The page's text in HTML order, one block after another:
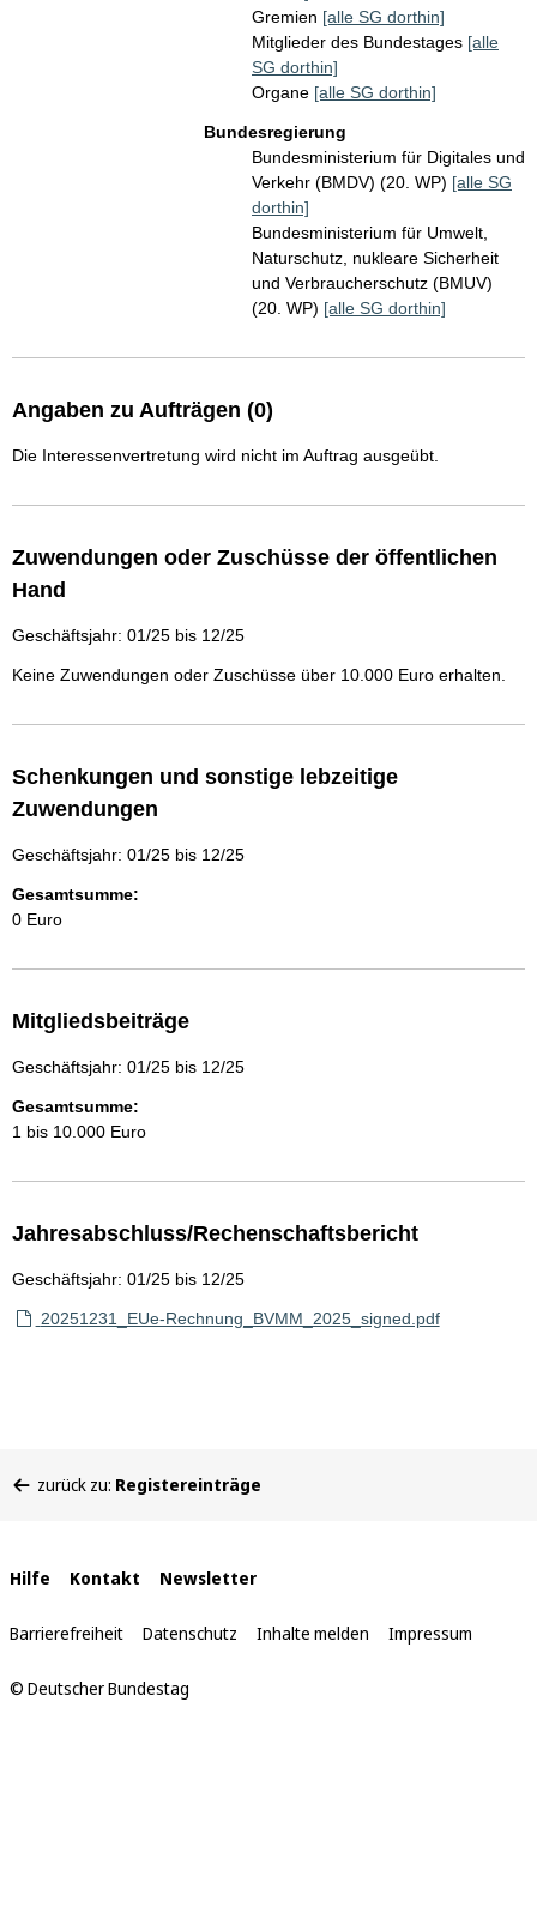
Gremien [alle SG dorthin]
Mitglieder des Bundestages [alle
SG dorthin]
Organe [alle SG dorthin]
Bundesregierung
Bundesministerium für Digitales und
Verkehr (BMDV) (20. WP) [alle SG
dorthin]
Bundesministerium für Umwelt,
Naturschutz, nukleare Sicherheit
und Verbraucherschutz (BMUV)
(20. WP) [alle SG dorthin]
Angaben zu Aufträgen (0)
Die Interessenvertretung wird nicht im Auftrag ausgeübt.
Zuwendungen oder Zuschüsse der öffentlichen
Hand
Geschäftsjahr: 01/25 bis 12/25
Keine Zuwendungen oder Zuschüsse über 10.000 Euro erhalten.
Schenkungen und sonstige lebzeitige
Zuwendungen
Geschäftsjahr: 01/25 bis 12/25
Gesamtsumme:
0 Euro
Mitgliedsbeiträge
Geschäftsjahr: 01/25 bis 12/25
Gesamtsumme:
1 bis 10.000 Euro
Jahresabschluss/Rechenschaftsbericht
Geschäftsjahr: 01/25 bis 12/25
20251231_EUe-Rechnung_BVMM_2025_signed.pdf
befinden
zurück zu: Registereinträge
Interne
Links
Hilfe Kontakt Newsletter
Barrierefreiheit Datenschutz Inhalte melden Impressum
© Deutscher Bundestag